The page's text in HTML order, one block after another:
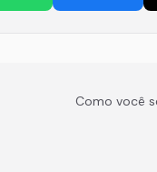
Como você